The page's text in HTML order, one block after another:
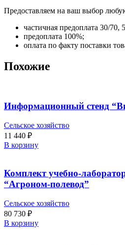
Предоставляем на ваш выбор
частичная предоплата 30/70,
предоплата 100%;
оплата по факту поставки
Похожие
Информационный стенд
Сельское хозяйство
11 440 ₽
В корзину
Комплект учебно-
“Агроном-полевод”
Сельское хозяйство
80 730 ₽
В корзину